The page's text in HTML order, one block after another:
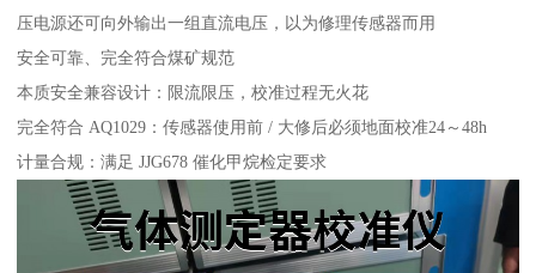
压电源还可向外输出一组直流电压，以为修理传感器而用
安全可靠、完全符合煤矿规范
本质安全兼容设计：限流限压，校准过程无火花
完全符合 AQ1029：传感器使用前 / 大修后必须地面校准24～48h
计量合规：满足 JJG678 催化甲烷检定要求